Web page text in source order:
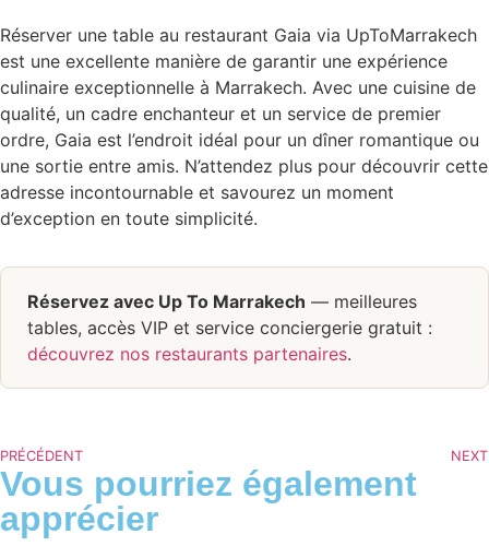
Réserver une table au restaurant Gaia via UpToMarrakech
est une excellente manière de garantir une expérience
culinaire exceptionnelle à Marrakech. Avec une cuisine de
qualité, un cadre enchanteur et un service de premier
ordre, Gaia est l’endroit idéal pour un dîner romantique ou
une sortie entre amis. N’attendez plus pour découvrir cette
adresse incontournable et savourez un moment
d’exception en toute simplicité.
Réservez avec Up To Marrakech — meilleures
tables, accès VIP et service conciergerie gratuit :
découvrez nos restaurants partenaires.
PRÉCÉDENT NEXT
Vous pourriez également
apprécier